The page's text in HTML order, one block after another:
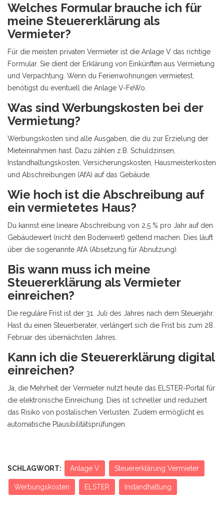
Welches Formular brauche ich für
meine Steuererklärung als
Vermieter?
Für die meisten privaten Vermieter ist die Anlage V das richtige
Formular. Sie dient der Erklärung von Einkünften aus Vermietung
und Verpachtung. Wenn du Ferienwohnungen vermietest,
benötigst du eventuell die Anlage V-FeWo.
Was sind Werbungskosten bei der
Vermietung?
Werbungskosten sind alle Ausgaben, die du zur Erzielung der
Mieteinnahmen hast. Dazu zählen z.B. Schuldzinsen,
Instandhaltungskosten, Versicherungskosten, Hausmeisterkosten
und Abschreibungen (AfA) auf das Gebäude.
Wie hoch ist die Abschreibung auf
ein vermietetes Haus?
Du kannst eine lineare Abschreibung von 2,5 % pro Jahr auf den
Gebäudewert (nicht den Bodenwert) geltend machen. Dies läuft
über die sogenannte AfA (Absetzung für Abnutzung).
Bis wann muss ich meine
Steuererklärung als Vermieter
einreichen?
Die reguläre Frist ist der 31. Juli des Jahres nach dem Steuerjahr.
Hast du einen Steuerberater, verlängert sich die Frist bis zum 28.
Februar des übernächsten Jahres.
Kann ich die Steuererklärung digital
einreichen?
Ja, die Mehrheit der Vermieter nutzt heute das ELSTER-Portal für
die elektronische Einreichung. Dies ist schneller und reduziert
das Risiko von postalischen Verlusten. Zudem ermöglicht es
automatische Plausibilitätsprüfungen.
SCHLAGWORT: Anlage V Steuererklärung Vermieter
Werbungskosten ELSTER Instandhaltung